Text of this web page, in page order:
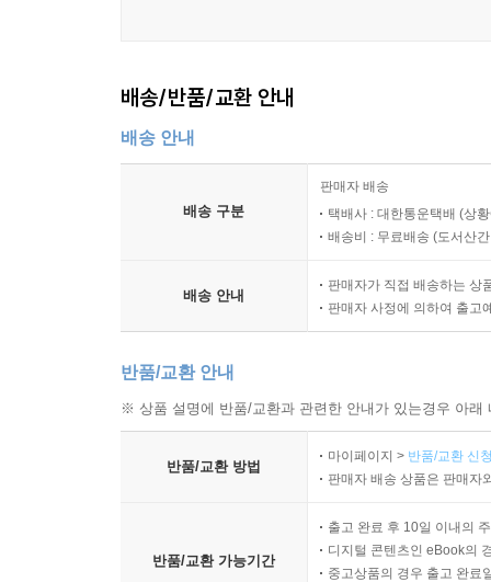
배송/반품/교환 안내
배송 안내
배송 구분
판매자 배송
택배사 : 대한통운택배 (상
배송비 : 무료배송 (도서산
배송 안내
판매자가 직접 배송하는 상
판매자 사정에 의하여 출고
반품/교환 안내
※ 상품 설명에 반품/교환과 관련한 안내가 있는경우 아
반품/교환 방법
마이페이지 > 반품/교환 신
판매자 배송 상품은 판매자
반품/교환 가능기간
출고 완료 후 10일 이내의
디지털 콘텐츠인 eBook의
중고상품의 경우 출고 완료